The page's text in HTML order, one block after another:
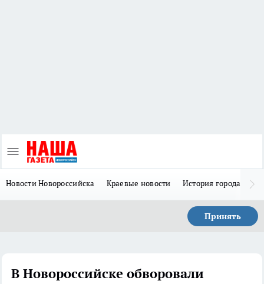
Новости Новороссийска Краевые новости История города Н
Принять
В Новороссийске обворовали